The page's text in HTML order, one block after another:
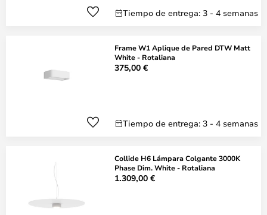
Tiempo de entrega: 3 - 4 semanas
Frame W1 Aplique de Pared DTW Matt
White - Rotaliana
375,00 €
Tiempo de entrega: 3 - 4 semanas
Collide H6 Lámpara Colgante 3000K
Phase Dim. White - Rotaliana
1.309,00 €